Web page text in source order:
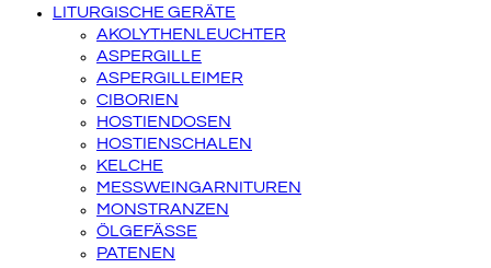
LITURGISCHE GERÄTE
AKOLYTHENLEUCHTER
ASPERGILLE
ASPERGILLEIMER
CIBORIEN
HOSTIENDOSEN
HOSTIENSCHALEN
KELCHE
MESSWEINGARNITUREN
MONSTRANZEN
ÖLGEFÄSSE
PATENEN